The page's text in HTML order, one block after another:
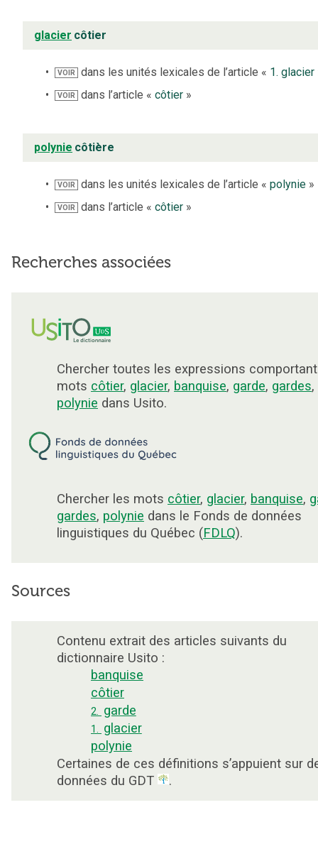
glacier côtier
VOIR dans les unités lexicales de l’article « 1. glacier
VOIR dans l’article «côtier »
polynie côtière
VOIR dans les unités lexicales de l’article «polynie »
VOIR dans l’article «côtier »
Recherches associées
Chercher toutes les expressions
mots côtier, glacier, banquise, garde, gardes,
polynie dans Usito.
Chercher les mots côtier, glacier, banquise,
gardes, polynie dans le Fonds de données
linguistiques du Québec (FDLQ).
Sources
Contenu extrait des articles suivants du
dictionnaire Usito :
banquise
côtier
2. garde
1. glacier
polynie
Certaines de ces définitions s’appuient sur
données du GDT
.